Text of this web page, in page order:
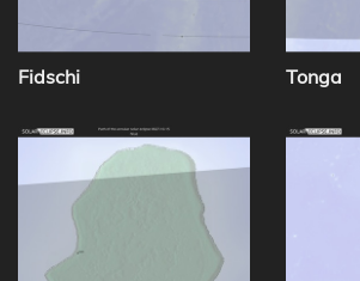
Fidschi Tonga